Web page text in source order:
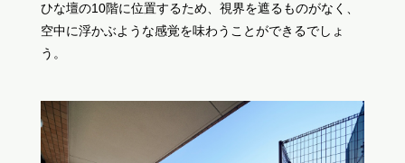
ひな壇の10階に位置するため、視界を遮るものがなく、
空中に浮かぶような感覚を味わうことができるでしょ
う。